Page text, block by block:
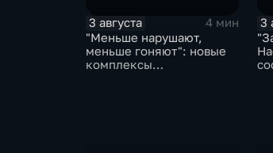
3 августа
4 мин
"Меньше нарушают,
меньше гоняют": новые
комплексы
3